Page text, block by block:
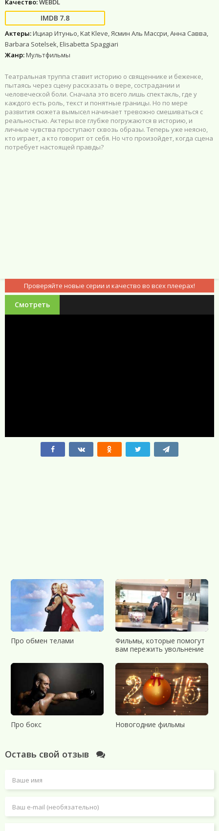
Качество:WEBDL
7.8
Актеры:Ициар Итуньо, Kat Kleve, Ясмин Аль Массри, Анна Савва,
Barbara Sotelsek, Elisabetta Spaggiari
Жанр:Мультфильмы
Театральная труппа ставит историю о священнике и беженке,
пытаясь через сцену рассказать о вере, сострадании и
человеческой боли. Сначала это всего лишь спектакль, где у
каждого есть роль, текст и понятные границы. Но по мере
развития сюжета вымысел начинает тревожно смешиваться с
реальностью. Актеры все глубже погружаются в историю, и
личные чувства проступают сквозь образы. Теперь уже неясно,
кто играет, а кто говорит от себя. Но что произойдет, когда сцена
потребует настоящей правды?
Проверяйте новые серии и качество во всех плеерах!
Смотреть
Про обмен телами
Фильмы, которые помогут
вам пережить увольнение
Про бокс Новогодние фильмы
Оставь свой отзыв